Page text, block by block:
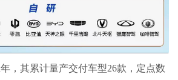
，其累计量产交付车型26款，定点数